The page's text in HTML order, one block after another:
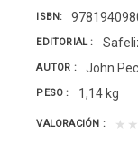
ISBN
EDITORIAL
AUTOR John
PESO 1,14 kg
VALORACIÓN